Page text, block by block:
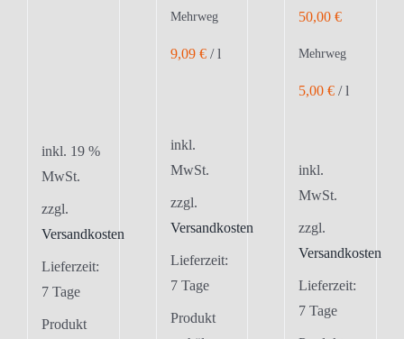
inkl. 19 %
MwSt.
zzgl.
Versandkosten
Lieferzeit:
7 Tage
Produkt
Mehrweg
9,09 €/l
inkl.
MwSt.
zzgl.
Versandkosten
Lieferzeit:
7 Tage
Produkt
50,00€
Mehrweg
5,00€ /l
inkl.
MwSt.
zzgl.
Versandkosten
Lieferzeit:
7 Tage